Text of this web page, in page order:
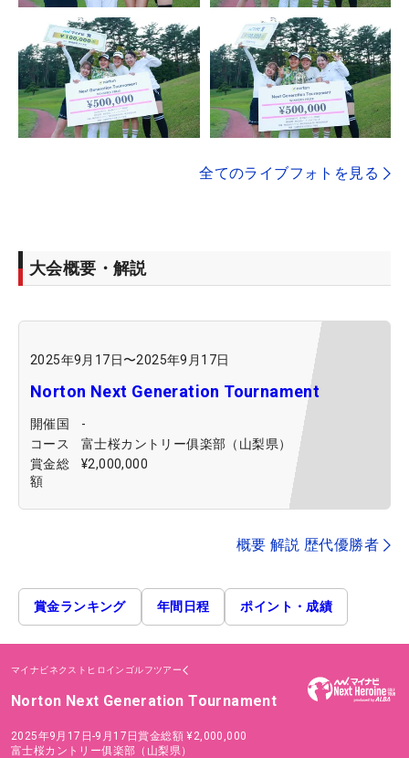
全てのライブフォトを見る
大会概要・解説
2025年9月17日〜2025年9月17日
Norton Next Generation Tournament
開催国
-
コース
富士桜カントリー俱楽部（山梨県）
賞金総
額
¥2,000,000
概要 解説 歴代優勝者
賞金ランキング 年間日程 ポイント・成績
マイナビネクストヒロインゴルフツアー
Norton Next Generation Tournament
2025年9月17日-9月17日賞金総額 ¥2,000,000
富士桜カントリー俱楽部（山梨県）